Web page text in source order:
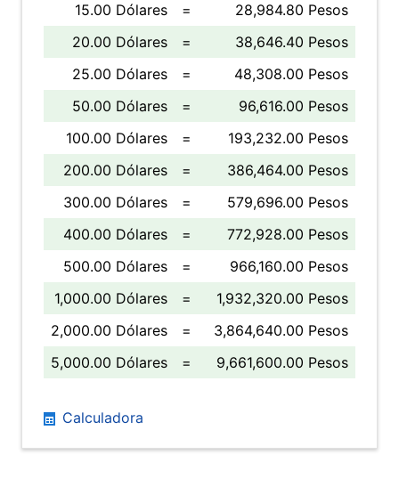
15.00 Dólares
=
28,984.80 Pesos
20.00 Dólares
=
38,646.40 Pesos
25.00 Dólares
=
48,308.00 Pesos
50.00 Dólares
=
96,616.00 Pesos
100.00 Dólares
=
193,232.00 Pesos
200.00 Dólares
=
386,464.00 Pesos
300.00 Dólares
=
579,696.00 Pesos
400.00 Dólares
=
772,928.00 Pesos
500.00 Dólares
=
966,160.00 Pesos
1,000.00 Dólares
=
1,932,320.00 Pesos
2,000.00 Dólares
=
3,864,640.00 Pesos
5,000.00 Dólares
= 9,661,600.00 Pesos
Calculadora